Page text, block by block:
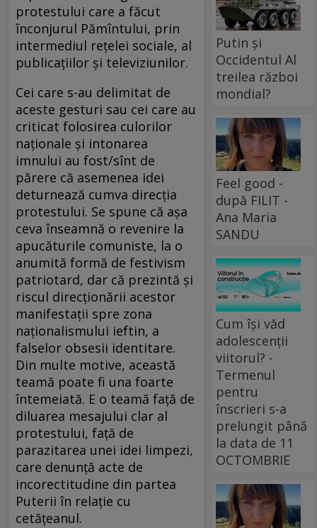
protestului care a făcut
înconjurul Pămîntului, prin
intermediul rețelei sociale, al
publicațiilor și televiziunilor.
Cei care s-au delimitat de
aceste gesturi sau cei care au
criticat folosirea culorilor
naționale și intonarea
imnului au fost/sînt de
părere că asemenea idei
deturnează cumva direcția
protestului. Se spune că așa
ceva înseamnă o revenire la
apucăturile comuniste, la o
anumită formă de festivism
patriotard, dar că prezintă și
riscul direcționării acestor
manifestații spre zona
naționalismului ieftin, a
falselor obsesii identitare.
Din multe motive, această
teamă poate fi una foarte
întemeiată. E o teamă față de
diluarea mesajului clar al
protestului, față de
parazitarea unei idei limpezi,
care denunță acte de
incorectitudine din partea
Puterii în relație cu
cetățeanul.
Putin și
Occidentul Al
treilea război
mondial?
Feel good -
după FILIT -
Ana Maria
SANDU
Cum își văd
adolescenții
viitorul? -
Termenul
pentru
înscrieri s-a
prelungit până
la data de 11
OCTOMBRIE